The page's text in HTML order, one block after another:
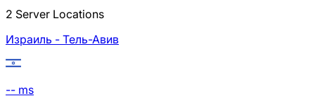
2 Server Locations
Израиль - Тель-Авив
-- ms